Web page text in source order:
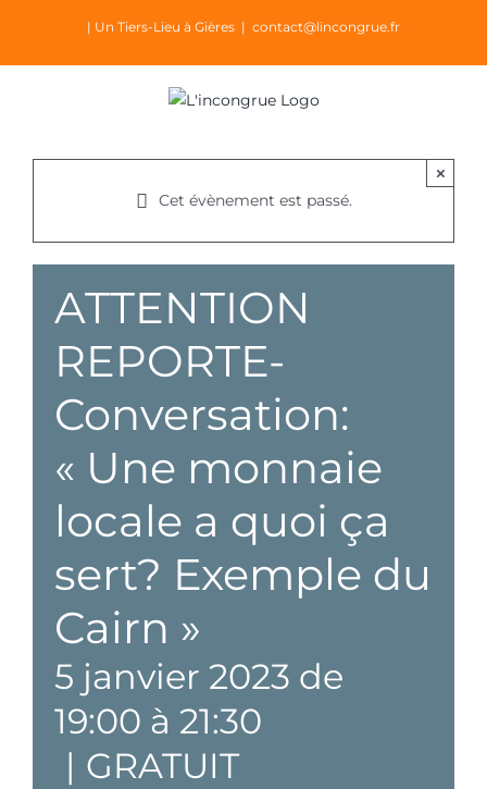
contenu
| Un Tiers-Lieu à Gières | contact@lincongrue.fr
Cet évènement est passé.
×
ATTENTION
REPORTE-
Conversation:
« Une monnaie
locale a quoi ça
sert? Exemple du
Cairn »
5 janvier 2023 de
19:00 à 21:30
| GRATUIT